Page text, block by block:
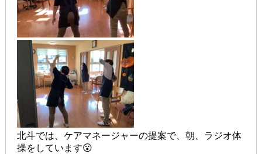
北斗では、ケアマネージャーの提案で、朝、ラジオ体
操をしています😮